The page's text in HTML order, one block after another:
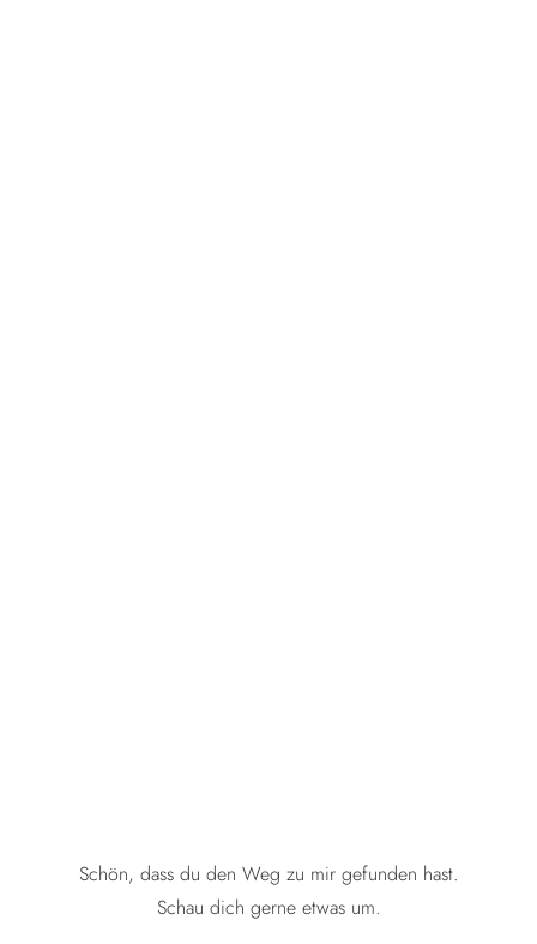
Schön, dass du den Weg zu mir gefunden hast.
Schau dich gerne etwas um.